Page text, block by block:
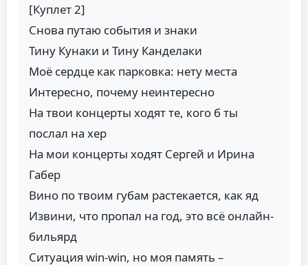
[Куплет 2]
Снова путаю события и знаки
Тину Кунаки и Тину Канделаки
Моё сердце как парковка: нету места
Интересно, почему неинтересно
На твои концерты ходят те, кого б ты
послал на хер
На мои концерты ходят Сергей и Ирина
Габер
Вино по твоим губам растекается, как яд
Извини, что пропал на год, это всё онлайн-
бильярд
Ситуация win-win, но моя память –